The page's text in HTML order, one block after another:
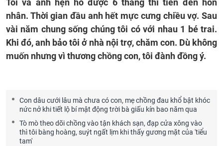
Tôi và anh hẹn hò được 6 tháng thì tiến đến hôn
nhân. Thời gian đầu anh hết mực cưng chiều vợ. Sau
vài năm chung sống chúng tôi có với nhau 1 bé trai.
Khi đó, anh bảo tôi ở nhà nội trợ, chăm con. Dù không
muốn nhưng vì thương chồng con, tôi đành đồng ý.
Con dâu cưới lâu mà chưa có con, mẹ chồng đau khổ bật khóc
nức nở khi tiết lộ bí mật động trời bà giấu kín bao năm qua
Tò mò theo dõi chồng vào tận khách sạn, đạp cửa xông vào
thì tôi bàng hoàng, suýt ngất lịm khi thấy gương mặt của 'tiểu
tam'